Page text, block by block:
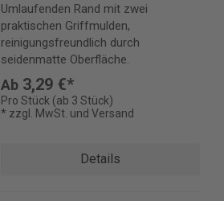
Umlaufenden Rand mit zwei
praktischen Griffmulden,
reinigungsfreundlich durch
seidenmatte Oberfläche.
Ab 3,29 €*
Pro Stück (ab 3 Stück)
* zzgl. MwSt. und Versand
Details